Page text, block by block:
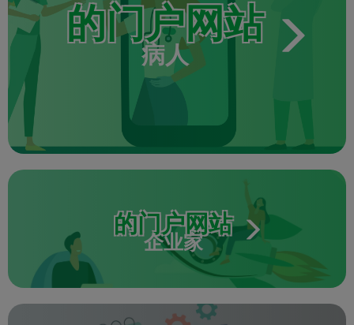
的门户网站
病人
的门户网站
企业家